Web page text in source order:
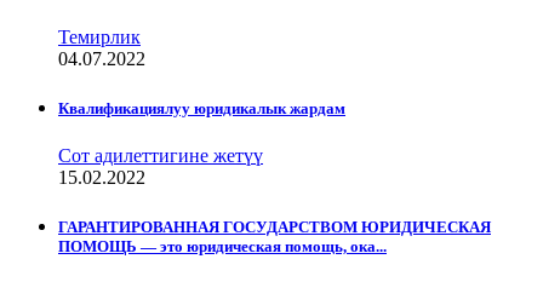
Темирлик
04.07.2022
Квалификациялуу юридикалык жардам
Сот адилеттигине жетүү
15.02.2022
ГАРАНТИРОВАННАЯ ГОСУДАРСТВОМ ЮРИДИЧЕСКАЯ
ПОМОЩЬ — это юридическая помощь, ока...